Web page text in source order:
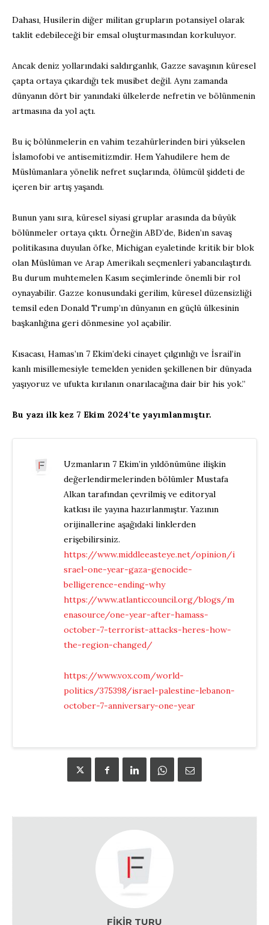
Dahası, Husilerin diğer militan grupların potansiyel olarak
taklit edebileceği bir emsal oluşturmasından korkuluyor.
Ancak deniz yollarındaki saldırganlık, Gazze savaşının küresel
çapta ortaya çıkardığı tek musibet değil. Aynı zamanda
dünyanın dört bir yanındaki ülkelerde nefretin ve bölünmenin
artmasına da yol açtı.
Bu iç bölünmelerin en vahim tezahürlerinden biri yükselen
İslamofobi ve antisemitizmdir. Hem Yahudilere hem de
Müslümanlara yönelik nefret suçlarında, ölümcül şiddeti de
içeren bir artış yaşandı.
Bunun yanı sıra, küresel siyasi gruplar arasında da büyük
bölünmeler ortaya çıktı. Örneğin ABD’de, Biden’ın savaş
politikasına duyulan öfke, Michigan eyaletinde kritik bir blok
olan Müslüman ve Arap Amerikalı seçmenleri yabancılaştırdı.
Bu durum muhtemelen Kasım seçimlerinde önemli bir rol
oynayabilir. Gazze konusundaki gerilim, küresel düzensizliği
temsil eden Donald Trump’ın dünyanın en güçlü ülkesinin
başkanlığına geri dönmesine yol açabilir.
Kısacası, Hamas’ın 7 Ekim’deki cinayet çılgınlığı ve İsrail’in
kanlı misillemesiyle temelden yeniden şekillenen bir dünyada
yaşıyoruz ve ufukta kırılanın onarılacağına dair bir his yok.”
Bu yazı ilk kez 7 Ekim 2024’te yayımlanmıştır.
Uzmanların 7 Ekim’in yıldönümüne ilişkin
değerlendirmelerinden bölümler Mustafa
Alkan tarafından çevrilmiş ve editoryal
katkısı ile yayına hazırlanmıştır. Yazının
orijinallerine aşağıdaki linklerden
erişebilirsiniz.
https://www.middleeasteye.net/opinion/i
srael-one-year-gaza-genocide-
belligerence-ending-why
https://www.atlanticcouncil.org/blogs/m
enasource/one-year-after-hamass-
october-7-terrorist-attacks-heres-how-
the-region-changed/
https://www.vox.com/world-
politics/375398/israel-palestine-lebanon-
october-7-anniversary-one-year
FIKIR TURU